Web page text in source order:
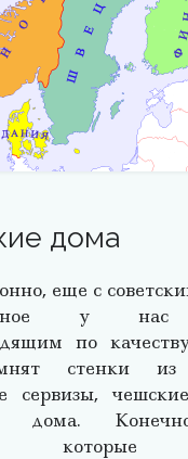
дома
еще с
у нас
по
стенки из
сервизы,
дома.
которые